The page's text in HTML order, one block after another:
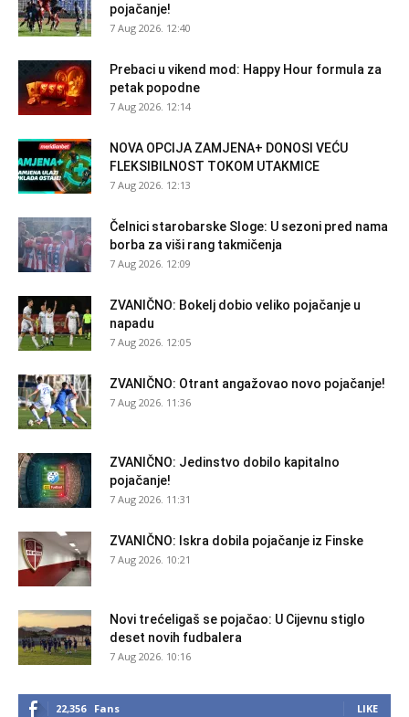
pojačanje!
7 Aug 2026. 12:40
Prebaci u vikend mod: Happy Hour formula za
petak popodne
7 Aug 2026. 12:14
NOVA OPCIJA ZAMJENA+ DONOSI VEĆU
FLEKSIBILNOST TOKOM UTAKMICE
7 Aug 2026. 12:13
Čelnici starobarske Sloge: U sezoni pred nama
borba za viši rang takmičenja
7 Aug 2026. 12:09
ZVANIČNO: Bokelj dobio veliko pojačanje u
napadu
7 Aug 2026. 12:05
ZVANIČNO: Otrant angažovao novo pojačanje!
7 Aug 2026. 11:36
ZVANIČNO: Jedinstvo dobilo kapitalno
pojačanje!
7 Aug 2026. 11:31
ZVANIČNO: Iskra dobila pojačanje iz Finske
7 Aug 2026. 10:21
Novi trećeligaš se pojačao: U Cijevnu stiglo
deset novih fudbalera
7 Aug 2026. 10:16
22,356 Fans LIKE